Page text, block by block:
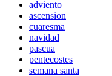
adviento
ascension
cuaresma
navidad
pascua
pentecostes
semana santa